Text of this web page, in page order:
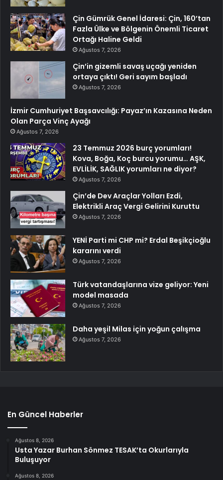
Çin Gümrük Genel İdaresi: Çin, 160’tan
Fazla Ülke ve Bölgenin Önemli Ticaret
Ortağı Haline Geldi
Ağustos 7, 2026
Çin’in gizemli savaş uçağı yeniden
ortaya çıktı! Geri sayım başladı
Ağustos 7, 2026
İzmir Cumhuriyet Başsavcılığı: Payaz’ın Kazasına Neden
Olan Parça Vinç Ayağı
Ağustos 7, 2026
23 Temmuz 2026 burç yorumları!
Kova, Boğa, Koç burcu yorumu… AŞK,
EVLİLİK, SAĞLIK yorumları ne diyor?
Ağustos 7, 2026
Çin’de Dev Araçlar Yolları Ezdi,
Elektrikli Araç Vergi Gelirini Kuruttu
Ağustos 7, 2026
YENİ Parti mi CHP mi? Erdal Beşikçioğlu
kararını verdi
Ağustos 7, 2026
Türk vatandaşlarına vize geliyor: Yeni
model masada
Ağustos 7, 2026
Daha yeşil Milas için yoğun çalışma
Ağustos 7, 2026
En Güncel Haberler
Ağustos 8, 2026
Usta Yazar Burhan Sönmez TESAK’ta Okurlarıyla
Buluşuyor
Ağustos 8, 2026